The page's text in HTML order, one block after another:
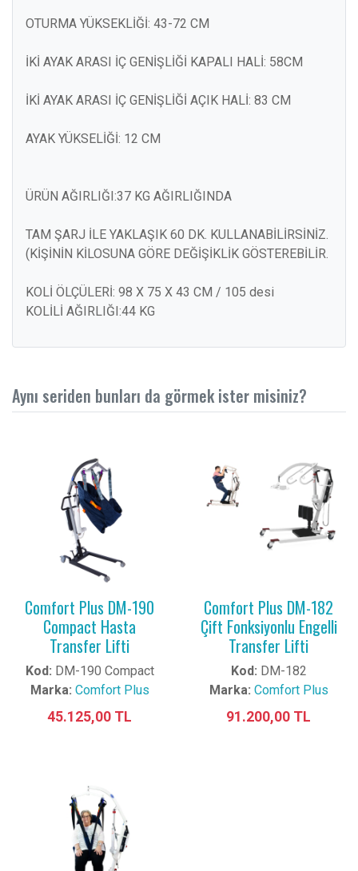
OTURMA YÜKSEKLİĞİ: 43-72 CM
İKİ AYAK ARASI İÇ GENİŞLİĞİ KAPALI HALİ: 58CM
İKİ AYAK ARASI İÇ GENİŞLİĞİ AÇIK HALİ: 83 CM
AYAK YÜKSELİĞİ: 12 CM
ÜRÜN AĞIRLIĞI:37 KG AĞIRLIĞINDA
TAM ŞARJ İLE YAKLAŞIK 60 DK. KULLANABİLİRSİNİZ.
(KİŞİNİN KİLOSUNA GÖRE DEĞİŞİKLİK GÖSTEREBİLİR.
KOLİ ÖLÇÜLERİ: 98 X 75 X 43 CM / 105 desi
KOLİLİ AĞIRLIĞI:44 KG
Aynı seriden bunları da görmek ister misiniz?
Comfort Plus DM-190
Compact Hasta
Transfer Lifti
Kod: DM-190 Compact
Marka: Comfort Plus
45.125,00 TL
Comfort Plus DM-182
Çift Fonksiyonlu Engelli
Transfer Lifti
Kod: DM-182
Marka: Comfort Plus
91.200,00 TL